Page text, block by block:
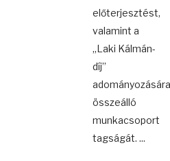
előterjesztést,
valamint a
„Laki Kálmán-
díj”
adományozására
összeálló
munkacsoport
tagságát. ...